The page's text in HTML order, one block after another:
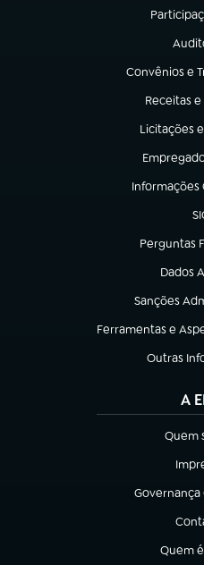
(abre em
(abre
Convênios e
(abre em
Receitas
(abre em
Licitações
(abre em
(abre em
Informações
(abre em
Perguntas
(abre em
Dados
(abre
Sanções
(abre em
Ferramentas e
(abre em nova aba)
Outras
(abre em
A
Quem
(abre
(abre em
(abre
Quem
(abre